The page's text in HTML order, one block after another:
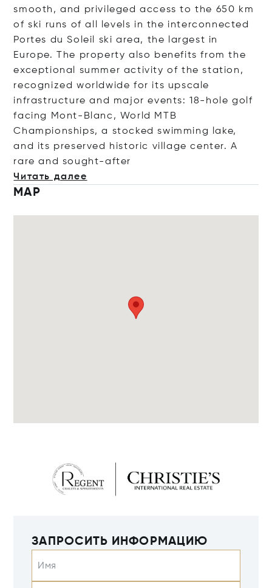
smooth, and privileged access to the 650 km
of ski runs of all levels in the interconnected
Portes du Soleil ski area, the largest in
Europe. The property also benefits from the
exceptional summer activity of the station,
recognized worldwide for its upscale
infrastructure and major events: 18-hole golf
facing Mont-Blanc, World MTB
Championships, a stocked swimming lake,
and its preserved historic village center. A
rare and sought-after
Читать далее
MAP
ЗАПРОСИТЬ ИНФОРМАЦИЮ
Имя